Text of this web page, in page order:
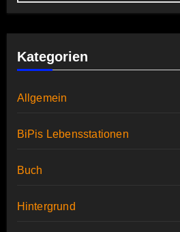
Kategorien
Allgemein
BiPis Lebensstationen
Buch
Hintergrund